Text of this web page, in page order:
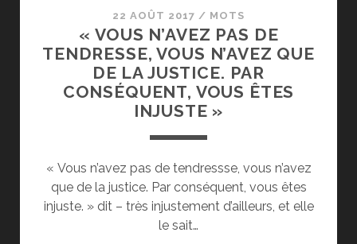
22 AOÛT 2017 / MOTS
« VOUS N’AVEZ PAS DE
TENDRESSE, VOUS N’AVEZ QUE
DE LA JUSTICE. PAR
CONSÉQUENT, VOUS ÊTES
INJUSTE »
« Vous n’avez pas de tendressse, vous n’avez
que de la justice. Par conséquent, vous êtes
injuste. » dit – très injustement d’ailleurs, et elle
le sait…